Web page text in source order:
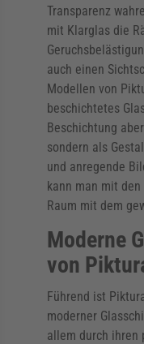
Transparenz
mit Klarglas die
auch einen
Modellen von
beschichtetes
Beschichtung
sondern als
und anregende
kann man mit
Raum mit dem
Moderne
von
Führend ist
moderner
allem durch ihren